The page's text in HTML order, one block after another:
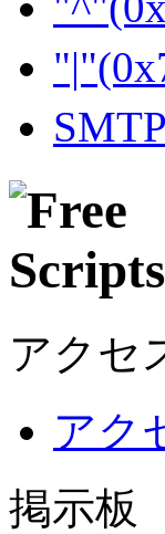
アクセ
アク
掲示板